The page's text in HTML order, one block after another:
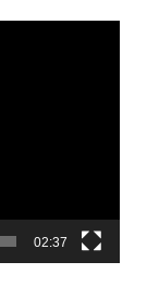
02:37